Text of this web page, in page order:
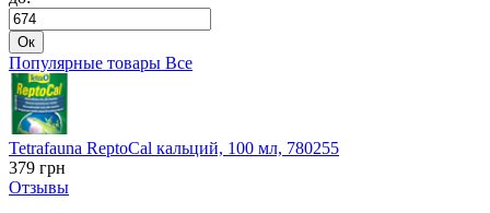
Ок
Популярные товары Все
Tetrafauna ReptoCal кальций, 100 мл, 780255
379 грн
Отзывы